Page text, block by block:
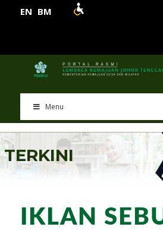
EN BM
Menu
TERKINI
IKLAN